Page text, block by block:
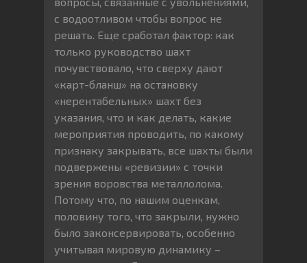
с водоотливом чтобы вопрос не
решать. Еще сработал фактор: как
только руководство шахт
почувствовало, что сверху дают
«карт-бланш» на остановку
«нерентабельных» шахт без
указания, что и как делать, какие
мероприятия проводить, по какому
признаку закрывать, все шахты были
подвержены «ревизии» с точки
зрения воровства металлолома.
Потому что, по нашим оценкам,
половину того, что закрыли, нужно
было законсервировать, особенно
учитывая мировую динамику –